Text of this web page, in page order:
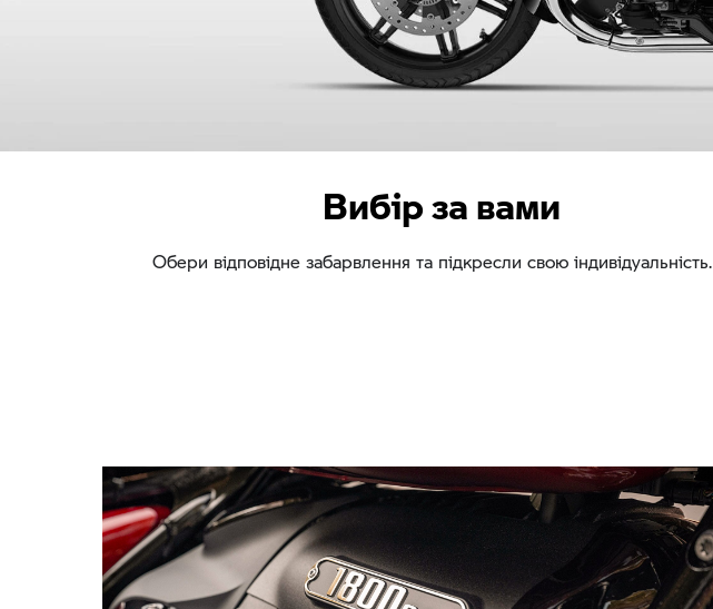
Вибір за вами
Обери відповідне забарвлення та підкресли свою індивідуальність.